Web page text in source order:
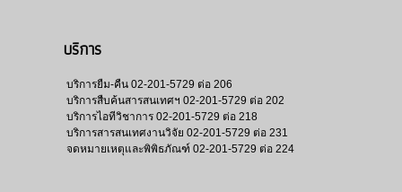
บริการ
บริการยืม-คืน 02-201-5729 ต่อ 206
บริการสืบค้นสารสนเทศฯ 02-201-5729 ต่อ 202
บริการไอทีวิชาการ 02-201-5729 ต่อ 218
บริการสารสนเทศงานวิจัย 02-201-5729 ต่อ 231
จดหมายเหตุและพิพิธภัณฑ์ 02-201-5729 ต่อ 224